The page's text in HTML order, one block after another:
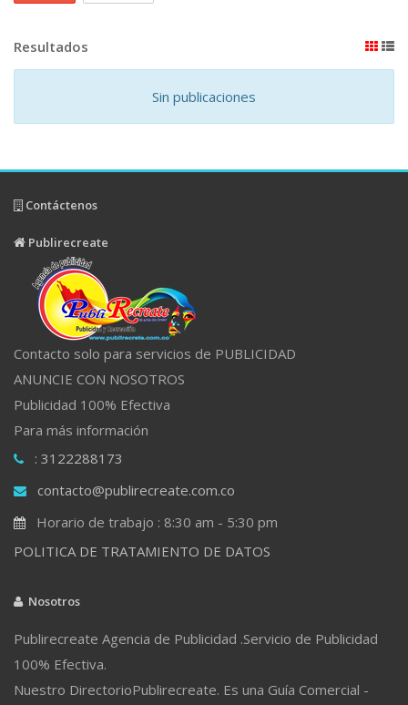
Resultados
Sin publicaciones
Contáctenos
Publirecreate
Contacto solo para servicios de PUBLICIDAD
ANUNCIE CON NOSOTROS
Publicidad 100% Efectiva
Para más información
: 3122288173
contacto@publirecreate.com.co
Horario de trabajo : 8:30 am - 5:30 pm
POLITICA DE TRATAMIENTO DE DATOS
Nosotros
Publirecreate Agencia de Publicidad .Servicio de Publicidad
100% Efectiva.
Nuestro DirectorioPublirecreate. Es una Guía Comercial -